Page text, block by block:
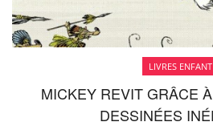
LIVRES ENFANT
MICKEY REVIT GRÂCE
DESSINÉES